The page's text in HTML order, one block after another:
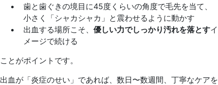
歯と歯ぐきの境目に45度くらいの角度で毛先を当て、
小さく「シャカシャカ」と震わせるように動かす
出血する場所こそ、 優しい力でしっかり汚れを落とすイ
メージで続ける
ことがポイントです。
出血が「炎症のせい」であれば、数日〜数週間、丁寧なケアを